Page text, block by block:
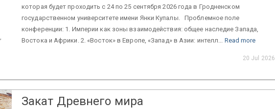
которая будет проходить с 24 по 25 сентября 2026 года в Гродненском
государственном университете имени Янки Купалы. Проблемное поле
конференции: 1. Империи как зоны взаимодействия: общее наследие Запада,
Востока и Африки. 2. «Восток» в Европе, «Запад» в Азии: интелл... Read more
20 Jul 2026
Закат Древнего мира